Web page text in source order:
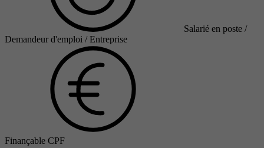
Salarié en poste /
Demandeur d'emploi / Entreprise
Finançable CPF